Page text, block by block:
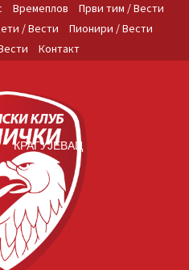
Времеплов
Први тим / Вести
/ Вести
Пионири / Вести
Контакт
КРАГУЈЕВАЦ